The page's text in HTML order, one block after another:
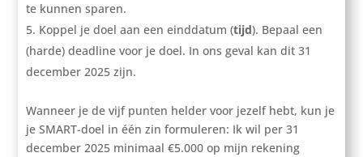
te kunnen sparen.
Koppel je doel aan een einddatum (tijd). Bepaal een
(harde) deadline voor je doel. In ons geval kan dit 31
december 2025 zijn.
Wanneer je de vijf punten helder voor jezelf hebt, kun je
je SMART-doel in één zin formuleren: Ik wil per 31
december 2025 minimaal €5.000 op mijn rekening